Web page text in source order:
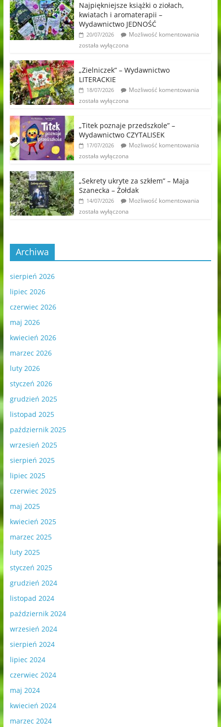
Najpiękniejsze książki o ziołach,
kwiatach i aromaterapii –
Wydawnictwo JEDNOŚĆ
20/07/2026
Możliwość komentowania
została wyłączona
„Zielniczek” – Wydawnictwo
LITERACKIE
18/07/2026
Możliwość komentowania
została wyłączona
„Titek poznaje przedszkole” –
Wydawnictwo CZYTALISEK
17/07/2026
Możliwość komentowania
została wyłączona
„Sekrety ukryte za szkłem” – Maja
Szanecka – Żołdak
14/07/2026
Możliwość komentowania
została wyłączona
Archiwa
sierpień 2026
lipiec 2026
czerwiec 2026
maj 2026
kwiecień 2026
marzec 2026
luty 2026
styczeń 2026
grudzień 2025
listopad 2025
październik 2025
wrzesień 2025
sierpień 2025
lipiec 2025
czerwiec 2025
maj 2025
kwiecień 2025
marzec 2025
luty 2025
styczeń 2025
grudzień 2024
listopad 2024
październik 2024
wrzesień 2024
sierpień 2024
lipiec 2024
czerwiec 2024
maj 2024
kwiecień 2024
marzec 2024